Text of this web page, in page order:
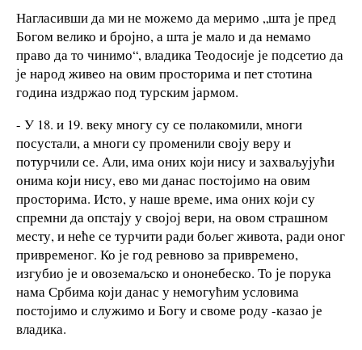
Нагласивши да ми не можемо да меримо „шта је пред
Богом велико и бројно, а шта је мало и да немамо
право да то чинимо“, владика Теодосије је подсетио да
је народ живео на овим просторима и пет стотина
година издржао под турским јармом.
- У 18. и 19. веку многу су се полакомили, многи
посустали, а многи су променили своју веру и
потурчили се. Али, има оних који нису и захваљујући
онима који нису, ево ми данас постојимо на овим
просторима. Исто, у наше време, има оних који су
спремни да опстају у својој вери, на овом страшном
месту, и неће се турчити ради бољег живота, ради оног
привременог. Ко је год ревново за привремено,
изгубио је и овоземаљско и ононебеско. То је порука
нама Србима који данас у немогућим условима
постојимо и служимо и Богу и своме роду -казао је
владика.